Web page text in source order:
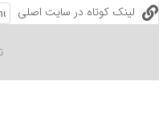
لینک کوتاه در سایت اصلی